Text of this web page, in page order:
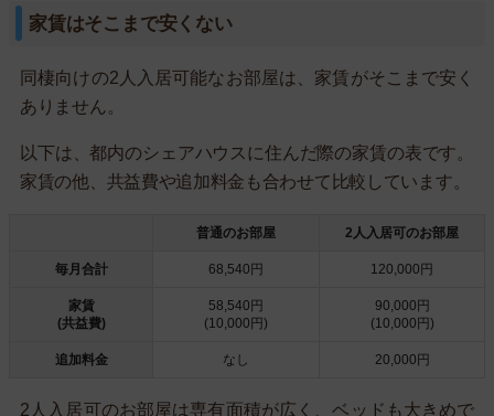
家賃はそこまで安くない
同棲向けの2人入居可能なお部屋は、家賃がそこまで安く
ありません。
以下は、都内のシェアハウスに住んだ際の家賃の表です。
家賃の他、共益費や追加料金も合わせて比較しています。
普通のお部屋 2人入居可のお部屋
毎月合計 68,540円 120,000円
家賃
(共益費)
58,540円
(10,000円)
90,000円
(10,000円)
追加料金 なし 20,000円
2人入居可のお部屋は専有面積が広く、ベッドも大きめで